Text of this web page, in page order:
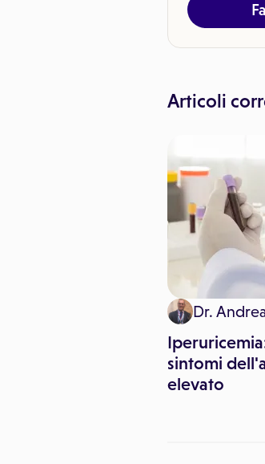
Articoli
Dr.
sintomi
elevato